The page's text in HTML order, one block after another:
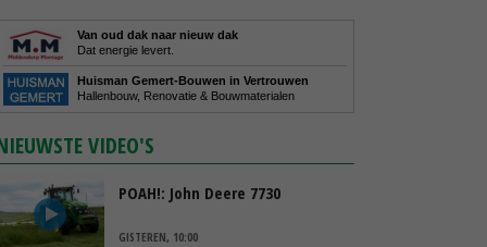
Van oud dak naar nieuw dak
Dat energie levert.
Huisman Gemert-Bouwen in Vertrouwen
Hallenbouw, Renovatie & Bouwmaterialen
VIDEO'S
POAH!: John Deere 7730
GISTEREN, 10:00